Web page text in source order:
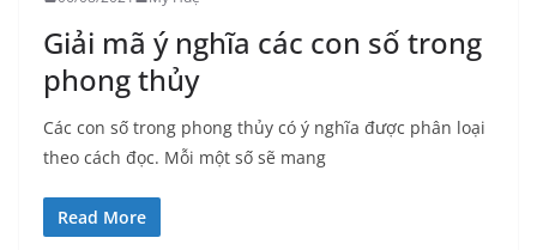
Giải mã ý nghĩa các con số trong
phong thủy
Các con số trong phong thủy có ý nghĩa được phân loại
theo cách đọc. Mỗi một số sẽ mang
Read More